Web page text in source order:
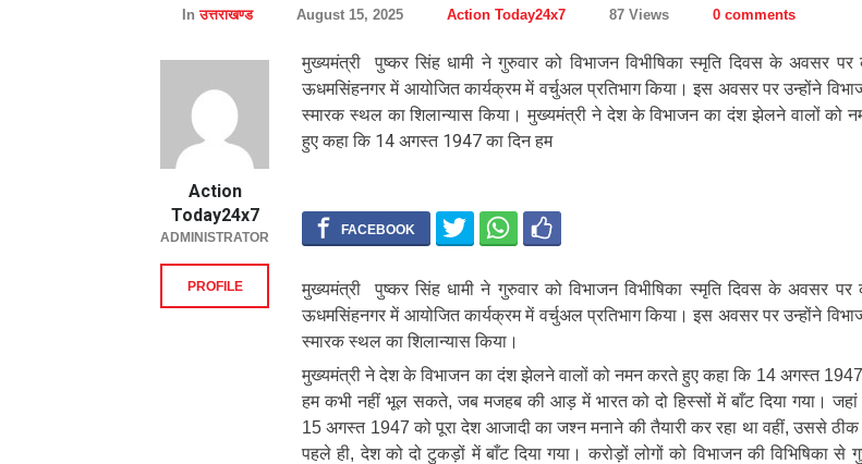
Inउत्तराखण्ड August 15, 2025 Action Today24x7 87 Views 0 comments
मुख्यमंत्री पुष्कर सिंह धामी ने गुरुवार को विभाजन विभीषिका स्मृति दिवस के अवसर पर
ऊधमसिंहनगर में आयोजित कार्यक्रम में वर्चुअल प्रतिभाग किया। इस अवसर पर उन्होंने
स्मारक स्थल का शिलान्यास किया। मुख्यमंत्री ने देश के विभाजन का दंश झेलने वालों को
हुए कहा कि 14 अगस्त 1947 का दिन हम
मुख्यमंत्री पुष्कर सिंह धामी ने गुरुवार को विभाजन विभीषिका स्मृति दिवस के अवसर पर
ऊधमसिंहनगर में आयोजित कार्यक्रम में वर्चुअल प्रतिभाग किया। इस अवसर पर उन्होंने
स्मारक स्थल का शिलान्यास किया।
मुख्यमंत्री ने देश के विभाजन का दंश झेलने वालों को नमन करते हुए कहा कि 14 अगस्त 1947
हम कभी नहीं भूल सकते, जब मजहब की आड़ में भारत को दो हिस्सों में बाँट दिया गया।
15 अगस्त 1947 को पूरा देश आजादी का जश्न मनाने की तैयारी कर रहा था वहीं, उससे
पहले ही, देश को दो टुकड़ों में बाँट दिया गया। करोड़ों लोगों को विभाजन की विभिषिका से
Action
Today24x7
ADMINISTRATOR
PROFILE